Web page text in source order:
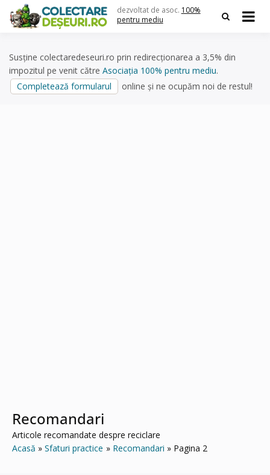
content
dezvoltat de asoc. 100%
pentru mediu
Susține colectaredeseuri.ro prin redirecționarea a 3,5% din
impozitul pe venit către Asociația 100% pentru mediu.
Completează formularul
online și ne ocupăm noi de restul!
Recomandari
Articole recomandate despre reciclare
Acasă
Sfaturi practice Recomandari Pagina 2